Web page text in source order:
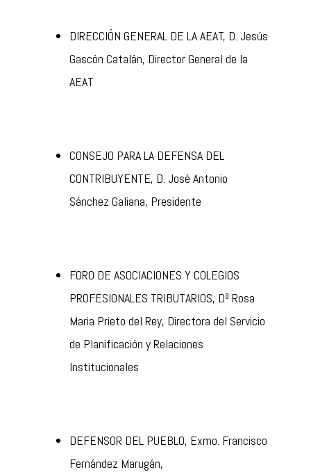
DIRECCIÓN GENERAL DE LA AEAT, D. Jesús
Gascón Catalán, Director General de la
AEAT
CONSEJO PARA LA DEFENSA DEL
CONTRIBUYENTE, D. José Antonio
Sánchez Galiana, Presidente
FORO DE ASOCIACIONES Y COLEGIOS
PROFESIONALES TRIBUTARIOS, Dª Rosa
Maria Prieto del Rey, Directora del Servicio
de Planificación y Relaciones
Institucionales
DEFENSOR DEL PUEBLO, Exmo. Francisco
Fernández Marugán,